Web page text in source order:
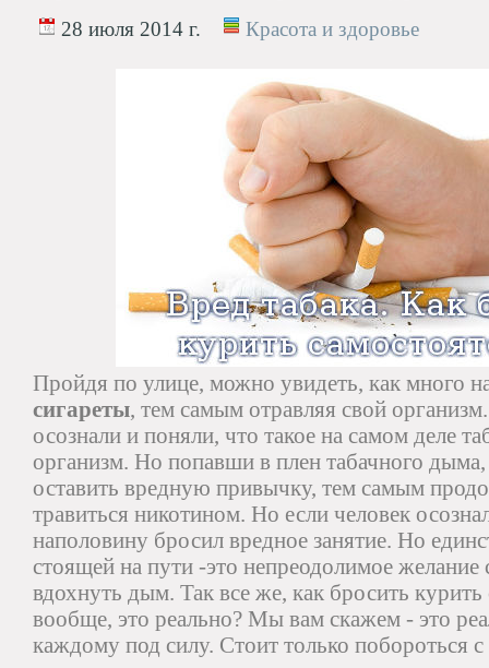
28 июля 2014 г. Красота и здоровье
Пройдя по улице, можно увидеть, как много
сигареты, тем самым отравляя свой
осознали и поняли, что такое на самом деле
организм. Но попавши в плен табачного
оставить вредную привычку, тем самым
травиться никотином. Но если человек
наполовину бросил вредное занятие. Но
стоящей на пути -это непреодолимое желание
вдохнуть дым. Так все же, как бросить
вообще, это реально? Мы вам скажем - это
каждому под силу. Стоит только побороться